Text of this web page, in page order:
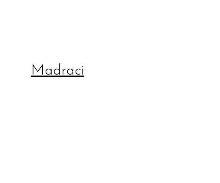
Madraci